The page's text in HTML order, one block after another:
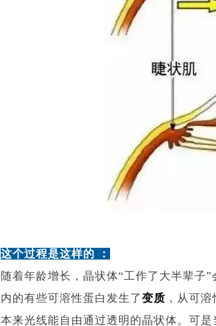
这个过程是这样的 ：
随着年龄增长，晶状体“工作了大半辈子
内的有些可溶性蛋白发生了变质 ，从可
本来光线能自由通过透明的晶状体。可是